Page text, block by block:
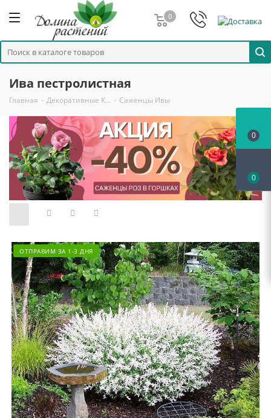
0
Ива пестролистная
Главная - Декоративные К… - Саженцы Ивы
ОТПРАВИМ ЗА 1-3 ДНЯ
0
0